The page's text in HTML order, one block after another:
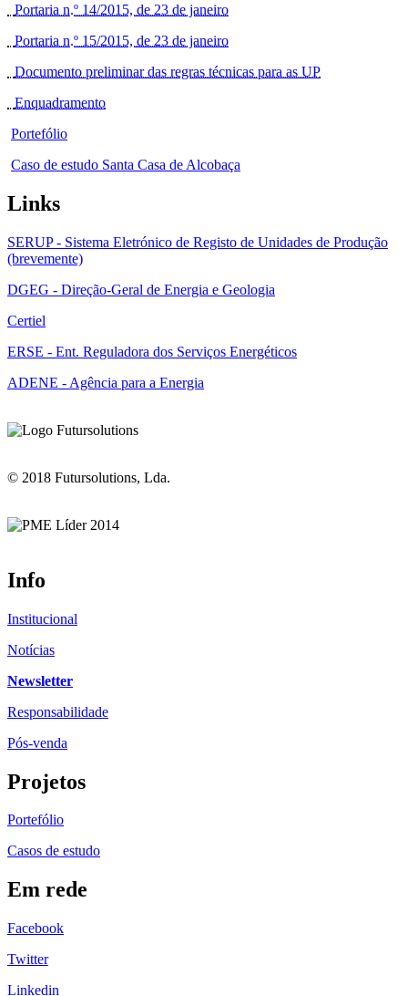
Portaria n.º 14/2015, de 23 de janeiro
Portaria n.º 15/2015, de 23 de janeiro
Documento preliminar das regras técnicas para as UP
Enquadramento
Portefólio
Caso de estudo Santa Casa de Alcobaça
Links
SERUP - Sistema Eletrónico de Registo de Unidades de Produção
(brevemente)
DGEG - Direção-Geral de Energia e Geologia
Certiel
ERSE - Ent. Reguladora dos Serviços Energéticos
ADENE - Agência para a Energia
© 2018 Futursolutions, Lda.
Info
Institucional
Notícias
Newsletter
Responsabilidade
Pós-venda
Projetos
Portefólio
Casos de estudo
Em rede
Facebook
Twitter
Linkedin